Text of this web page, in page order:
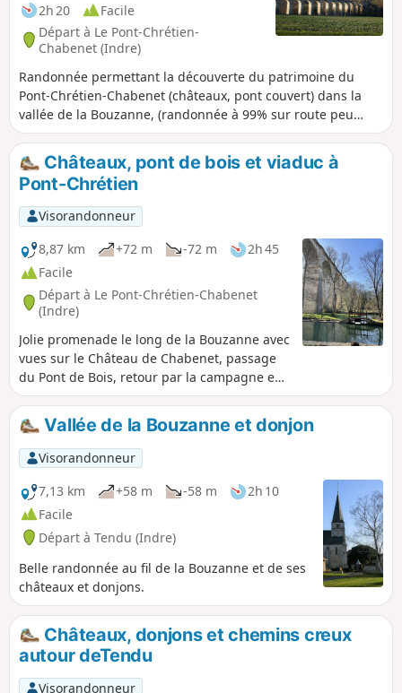
2h 20
Facile
Départ à Le Pont-Chrétien-
Chabenet (Indre)
Randonnée permettant la découverte du patrimoine du
Pont-Chrétien-Chabenet (châteaux, pont couvert) dans la
vallée de la Bouzanne, (randonnée à 99% sur route peu
fréquentée).
Châteaux, pont de bois et viaduc à
Pont-Chrétien
Visorandonneur
8,87 km
+72 m -72 m
2h 45
Facile
Départ à Le Pont-Chrétien-Chabenet
(Indre)
Jolie promenade le long de la Bouzanne avec
vues sur le Château de Chabenet, passage
du Pont de Bois, retour par la campagne en
longeant le bois de Chabenet. Balisage
Jaune.Vallée de la Bouzanne et donjon
Visorandonneur
7,13 km
+58 m -58 m
2h 10
Facile
Départ à Tendu (Indre)
Belle randonnée au fil de la Bouzanne et de ses
châteaux et donjons.
Châteaux, donjons et chemins creux
autour deTendu
Visorandonneur